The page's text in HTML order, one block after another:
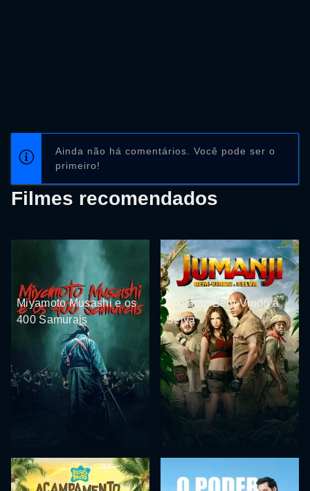
Ainda não há comentários. Você pode ser o
primeiro!
Filmes recomendados
Miyamoto Musashi e os
400 Samurais
Jumanji: Bem-Vindo à
Selva